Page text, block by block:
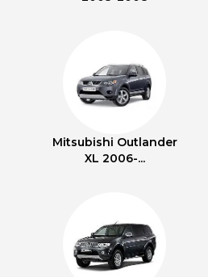
Mitsubishi Outlander
XL 2006-...